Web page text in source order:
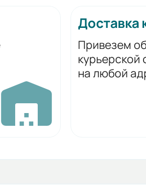
Доставка
Привезем
курьерской
на любой